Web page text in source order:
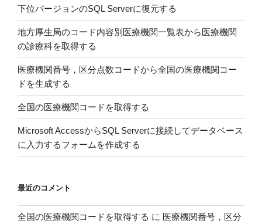
下位バージョンのSQL Serverに復元する
地方厚生局のコード内容別医療機関一覧表から医療機関
の診療科を取得する
医療機関番号，区分点数コードから全国の医療機関コー
ドを生成する
全国の医療機関コードを取得する
Microsoft AccessからSQL Serverに接続してデータベース
に入力するフォームを作成する
最近のコメント
全国の医療機関コードを取得する に 医療機関番号，区分